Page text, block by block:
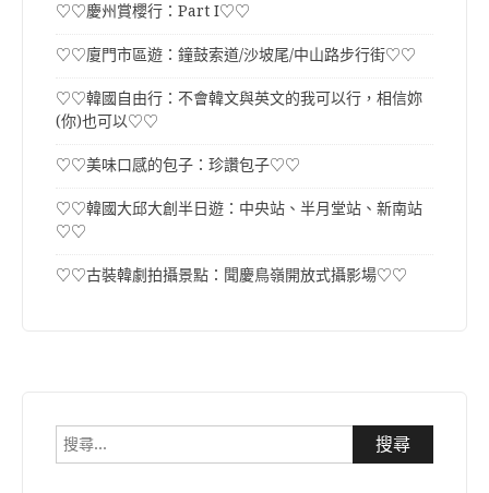
♡♡慶州賞櫻行：Part I♡♡
♡♡廈門市區遊：鐘鼓索道/沙坡尾/中山路步行街♡♡
♡♡韓國自由行：不會韓文與英文的我可以行，相信妳
(你)也可以♡♡
♡♡美味口感的包子：珍讚包子♡♡
♡♡韓國大邱大創半日遊：中央站、半月堂站、新南站
♡♡
♡♡古裝韓劇拍攝景點：聞慶鳥嶺開放式攝影場♡♡
搜